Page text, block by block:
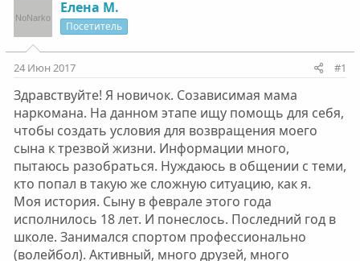
о
т
м
ы
а
н
л
а
Елена М.
Посетитель
24 Июн 2017 #1
Здравствуйте! Я новичок. Созависимая мама
наркомана. На данном этапе ищу помощь для себя,
чтобы создать условия для возвращения моего
сына к трезвой жизни. Информации много,
пытаюсь разобраться. Нуждаюсь в общении с теми,
кто попал в такую же сложную ситуацию, как я.
Моя история. Сыну в феврале этого года
исполнилось 18 лет. И понеслось. Последний год в
школе. Занимался спортом профессионально
(волейбол). Активный, много друзей, много